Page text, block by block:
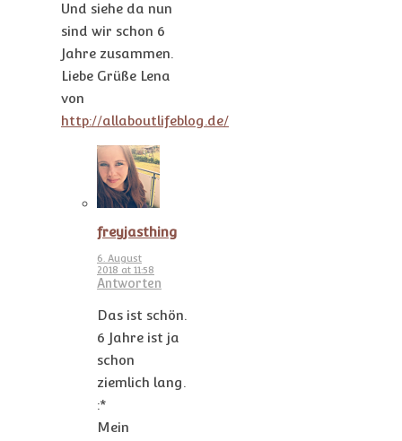
Und siehe da nun
sind wir schon 6
Jahre zusammen.
Liebe Grüße Lena
von
http://allaboutlifeblog.de/
freyjasthing
6. August
2018 at 11:58
Antworten
Das ist schön.
6 Jahre ist ja
schon
ziemlich lang.
:*
Mein